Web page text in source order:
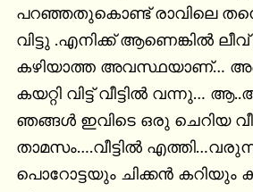
പറഞ്ഞതുകൊണ്ട് രാവിലെ തന്നെ
വിട്ടു .എനിക്ക് ആണെങ്കിൽ
കഴിയാത്ത അവസ്ഥയാണ്…
കയറ്റി വിട്ട് വീട്ടിൽ വന്നു…
ഞങ്ങൾ ഇവിടെ ഒരു ചെറിയ
താമസം….വീട്ടിൽ
പൊറോട്ടയും ചിക്കൻ കറിയും